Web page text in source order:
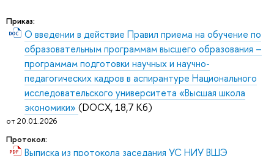
Приказ:
О введении в действие Правил приема на обучение по
образовательным программам высшего образования –
программам подготовки научных и научно-
педагогических кадров в аспирантуре Национального
исследовательского университета «Высшая школа
экономики» (DOCX, 18,7 Кб)
от 20.01.2026
Протокол:
Выписка из протокола заседания УС НИУ ВШЭ